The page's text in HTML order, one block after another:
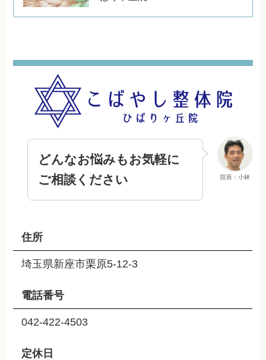
院長：小林
どんなお悩みもお気軽に
ご相談ください
住所
埼玉県新座市栗原5-12-3
電話番号
042-422-4503
定休日